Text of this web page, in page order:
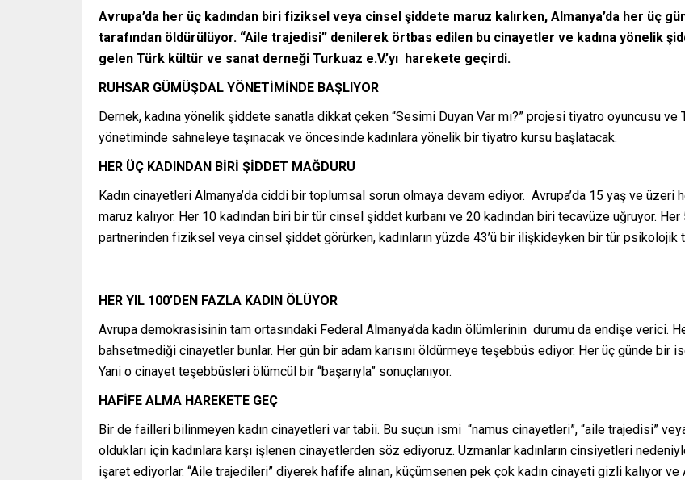
Avrupa’da her üç kadından biri fiziksel veya cinsel şiddete maruz kalırken, Almanya’da her üç
tarafından öldürülüyor. “Aile trajedisi” denilerek örtbas edilen bu cinayetler ve kadına yönelik
gelen Türk kültür ve sanat derneği Turkuaz e.V.’yı harekete geçirdi.
RUHSAR GÜMÜŞDAL YÖNETİMİNDE BAŞLIYOR
Dernek, kadına yönelik şiddete sanatla dikkat çeken “Sesimi Duyan Var mı?” projesi tiyatro oyuncusu
yönetiminde sahneleye taşınacak ve öncesinde kadınlara yönelik bir tiyatro kursu başlatacak.
HER ÜÇ KADINDAN BİRİ ŞİDDET MAĞDURU
Kadın cinayetleri Almanya’da ciddi bir toplumsal sorun olmaya devam ediyor. Avrupa’da 15 yaş ve
maruz kalıyor. Her 10 kadından biri bir tür cinsel şiddet kurbanı ve 20 kadından biri tecavüze uğruyor.
partnerinden fiziksel veya cinsel şiddet görürken, kadınların yüzde 43’ü bir ilişkideyken bir tür psikolojik
HER YIL 100’DEN FAZLA KADIN ÖLÜYOR
Avrupa demokrasisinin tam ortasındaki Federal Almanya’da kadın ölümlerinin durumu da endişe verici.
bahsetmediği cinayetler bunlar. Her gün bir adam karısını öldürmeye teşebbüs ediyor. Her üç günde bir
Yani o cinayet teşebbüsleri ölümcül bir “başarıyla” sonuçlanıyor.
HAFİFE ALMA HAREKETE GEÇ
Bir de failleri bilinmeyen kadın cinayetleri var tabii. Bu suçun ismi “namus cinayetleri”, “aile trajedisi”
oldukları için kadınlara karşı işlenen cinayetlerden söz ediyoruz. Uzmanlar kadınların cinsiyetleri
işaret ediyorlar. “Aile trajedileri” diyerek hafife alınan, küçümsenen pek çok kadın cinayeti gizli kalıyor